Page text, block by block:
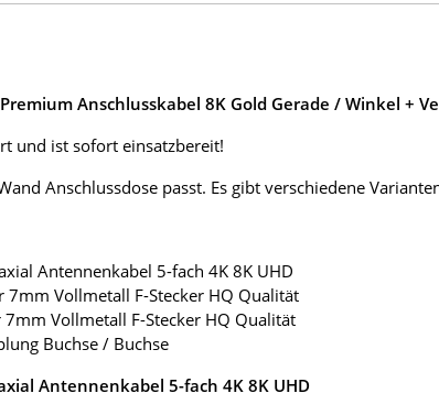
Anschlusskabel 8K Gold Gerade / Winkel +
und ist sofort einsatzbereit!
Anschlussdose passt. Es gibt verschiedene
Antennenkabel 5-fach 4K 8K UHD
Vollmetall F-Stecker HQ Qualität
Vollmetall F-Stecker HQ Qualität
Buchse / Buchse
Antennenkabel 5-fach 4K 8K UHD